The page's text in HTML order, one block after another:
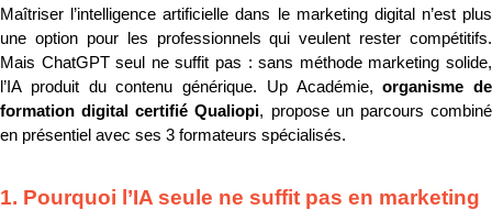
Maîtriser l’intelligence artificielle dans le marketing digital n’est plus
une option pour les professionnels qui veulent rester compétitifs.
Mais ChatGPT seul ne suffit pas : sans méthode marketing solide,
l’IA produit du contenu générique. Up Académie, organisme de
formation digital certifié Qualiopi, propose un parcours combiné
en présentiel avec ses 3 formateurs spécialisés.
1. Pourquoi l’IA seule ne suffit pas en marketing